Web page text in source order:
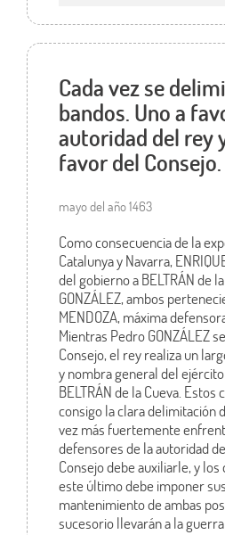
Cada vez se
bandos. Uno a
autoridad del rey
favor del Consejo.
mayo del año 1463
Como consecuencia de la
Catalunya y Navarra,
del gobierno a BELTRÁN de
GONZÁLEZ, ambos
MENDOZA, máxima
Mientras Pedro GONZÁLEZ
Consejo, el rey realiza un
y nombra general del
BELTRÁN de la Cueva. Estos
consigo la clara delimitación
vez más fuertemente
defensores de la autoridad
Consejo debe auxiliarle, y
este último debe imponer
mantenimiento de ambas
sucesorio llevarán a la